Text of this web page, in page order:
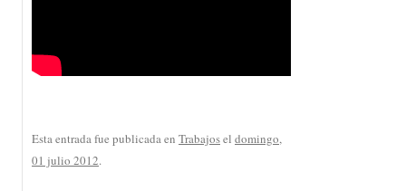
Esta entrada fue publicada en Trabajosel domingo,
01 julio 2012.